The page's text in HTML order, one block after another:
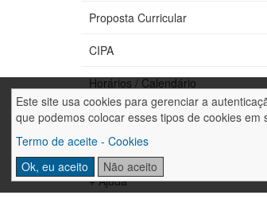
Este site usa cookies para gerenciar a
que podemos colocar esses tipos de cookies em
Termo de aceite - Cookies
Ok, eu aceito
Não aceito
Proposta Curricular
CIPA
Horários / Calendário
Fale conosco
Trabalhe conosco
+ Ajuda